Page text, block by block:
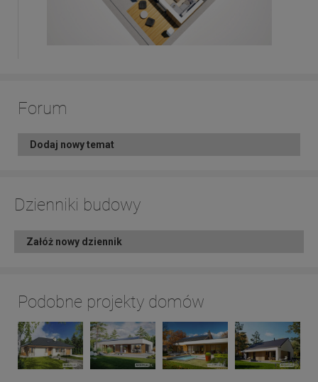
Forum
Dodaj nowy temat
Dzienniki budowy
Załóż nowy dziennik
Podobne projekty domów